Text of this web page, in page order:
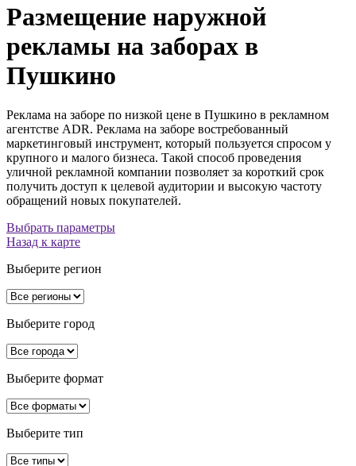
Размещение наружной
рекламы на заборах в
Пушкино
Реклама на заборе по низкой цене в Пушкино в рекламном
агентстве ADR. Реклама на заборе востребованный
маркетинговый инструмент, который пользуется спросом у
крупного и малого бизнеса. Такой способ проведения
уличной рекламной компании позволяет за короткий срок
получить доступ к целевой аудитории и высокую частоту
обращений новых покупателей.
Выбрать параметры
Назад к карте
Выберите регион
Выберите город
Выберите формат
Выберите тип